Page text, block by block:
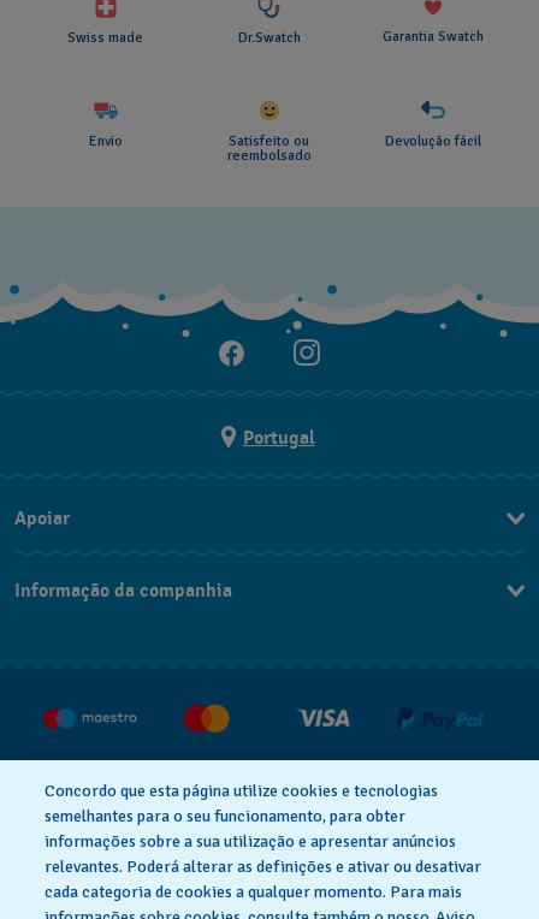
Swiss made Dr.Swatch Garantia Swatch
Envio
Satisfeito ou
reembolsado
Devolução fácil
Portugal
Apoiar
FAQ
Informação da companhia
Aviso De Privacidade Aviso De Cookies
Concordo que esta página utilize cookies e tecnologias
semelhantes para o seu funcionamento, para obter
informações sobre a sua utilização e apresentar anúncios
relevantes. Poderá alterar as definições e ativar ou desativar
cada categoria de cookies a qualquer momento. Para mais